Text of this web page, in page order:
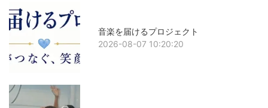
音楽を届けるプロジェクト
2026-08-07 10:20:20